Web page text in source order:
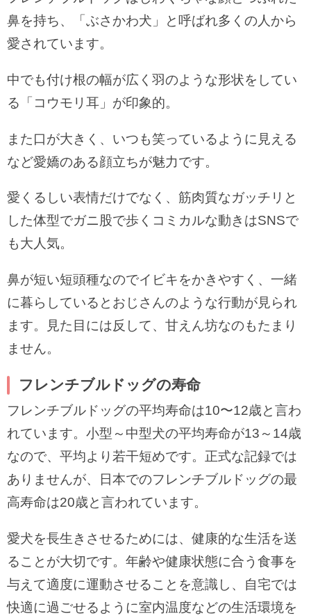
鼻を持ち、「ぶさかわ犬」と呼ばれ多くの人から
愛されています。
中でも付け根の幅が広く羽のような形状をしてい
る「コウモリ耳」が印象的。
また口が大きく、いつも笑っているように見える
など愛嬌のある顔立ちが魅力です。
愛くるしい表情だけでなく、筋肉質なガッチリと
した体型でガニ股で歩くコミカルな動きはSNSで
も大人気。
鼻が短い短頭種なのでイビキをかきやすく、一緒
に暮らしているとおじさんのような行動が見られ
ます。見た目には反して、甘えん坊なのもたまり
ません。
フレンチブルドッグの寿命
フレンチブルドッグの平均寿命は10〜12歳と言わ
れています。小型～中型犬の平均寿命が13～14歳
なので、平均より若干短めです。正式な記録では
ありませんが、日本でのフレンチブルドッグの最
高寿命は20歳と言われています。
愛犬を長生きさせるためには、健康的な生活を送
ることが大切です。年齢や健康状態に合う食事を
与えて適度に運動させることを意識し、自宅では
快適に過ごせるように室内温度などの生活環境を